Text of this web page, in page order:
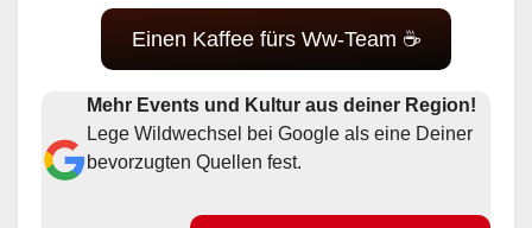
Einen Kaffee fürs Ww-Team ☕
Mehr Events und Kultur aus deiner Region!
Lege Wildwechsel bei Google als eine Deiner
bevorzugten Quellen fest.